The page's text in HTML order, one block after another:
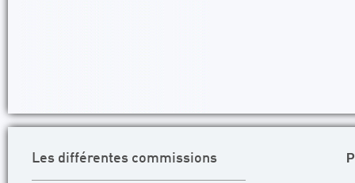
Les différentes commissions